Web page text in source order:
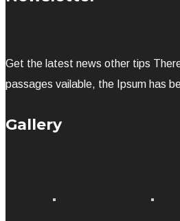
Get the latest news other tips
passages vailable, the Ipsum has
Gallery